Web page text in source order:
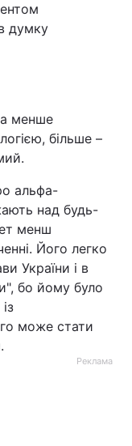
думку
менше
більше –
альфа-
над будь-
менш
Його легко
України і в
бо йому було
може стати
Реклама